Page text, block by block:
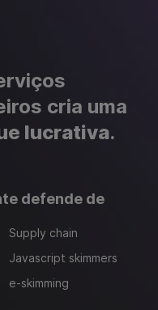
cria uma
lucrativa.
defende de
Supply chain
Javascript skimmers
e-skimming